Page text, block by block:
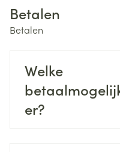
Betalen
Betalen
Welke
er?